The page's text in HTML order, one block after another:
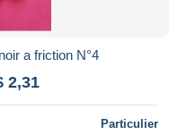
a friction N°4
2,31
Particulier